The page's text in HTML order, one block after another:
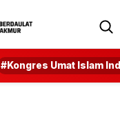
#Kongres Umat Islam